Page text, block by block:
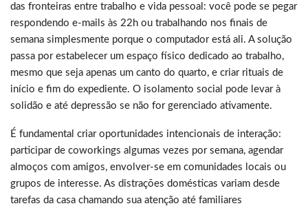
das fronteiras entre trabalho e vida pessoal: você pode se pegar
respondendo e-mails às 22h ou trabalhando nos finais de
semana simplesmente porque o computador está ali. A solução
passa por estabelecer um espaço físico dedicado ao trabalho,
mesmo que seja apenas um canto do quarto, e criar rituais de
início e fim do expediente. O isolamento social pode levar à
solidão e até depressão se não for gerenciado ativamente.
É fundamental criar oportunidades intencionais de interação:
participar de coworkings algumas vezes por semana, agendar
almoços com amigos, envolver-se em comunidades locais ou
grupos de interesse. As distrações domésticas variam desde
tarefas da casa chamando sua atenção até familiares